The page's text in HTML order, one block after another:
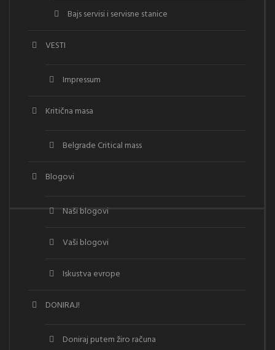
Bajs servisi i servisne stanice
VESTI
Impressum
Kritična masa
Belgrade Critical mass
Blogovi
Naši blogovi
Vaši blogovi
Iskustva evrope
DONIRAJ!
Doniraj putem žiro računa